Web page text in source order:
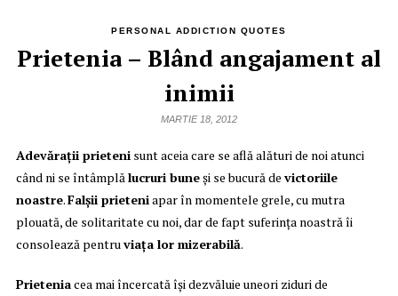
PERSONAL ADDICTION QUOTES
Prietenia – Blând angajament al
inimii
MARTIE 18, 2012
Adevărații prietenisunt aceia care se află alături de noi atunci
când ni se întâmplălucruri buneși se bucură de victoriile
noastre.Falșii prieteniapar în momentele grele, cu mutra
plouată, de solitaritate cu noi, dar de fapt suferința noastră îi
consolează pentruviața lor mizerabilă.
Prieteniacea mai încercată își dezvăluie uneori ziduri de